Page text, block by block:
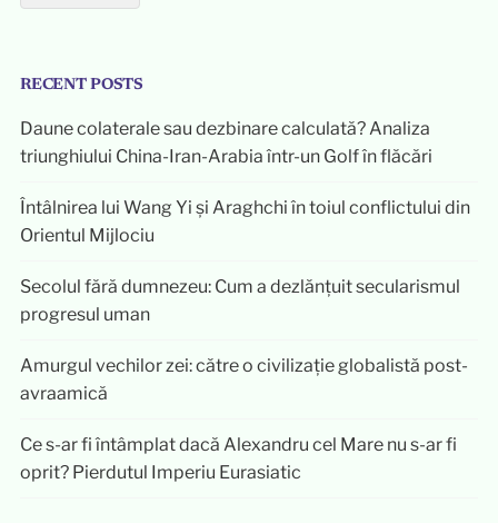
RECENT POSTS
Daune colaterale sau dezbinare calculată? Analiza
triunghiului China-Iran-Arabia într-un Golf în flăcări
Întâlnirea lui Wang Yi și Araghchi în toiul conflictului din
Orientul Mijlociu
Secolul fără dumnezeu: Cum a dezlănțuit secularismul
progresul uman
Amurgul vechilor zei: către o civilizație globalistă post-
avraamică
Ce s-ar fi întâmplat dacă Alexandru cel Mare nu s-ar fi
oprit? Pierdutul Imperiu Eurasiatic